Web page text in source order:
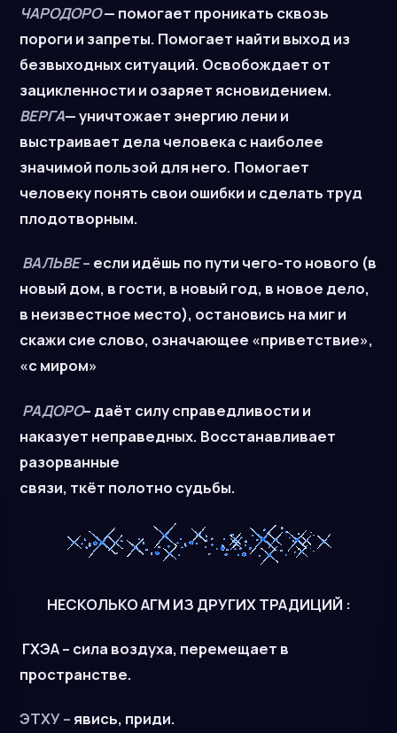
ЧАРОДОРО— помогает проникать сквозь
пороги и запреты. Помогает найти выход из
безвыходных ситуаций. Освобождает от
зацикленности и озаряет ясновидением.
ВЕРГА— уничтожает энергию лени и
выстраивает дела человека с наиболее
значимой пользой для него. Помогает
человеку понять свои ошибки и сделать труд
плодотворным.
ВАЛЬВЕ– если идёшь по пути чего-то нового (в
новый дом, в гости, в новый год, в новое дело,
в неизвестное место), остановись на миг и
скажи сие слово, означающее «приветствие»,
«с миром»
РАДОРО– даёт силу справедливости и
наказует неправедных. Восстанавливает
разорванные
связи, ткёт полотно судьбы.
НЕСКОЛЬКО АГМ ИЗ ДРУГИХ ТРАДИЦИЙ :
ГХЭА– сила воздуха, перемещает в
пространстве.
ЭТХУ – явись, приди.